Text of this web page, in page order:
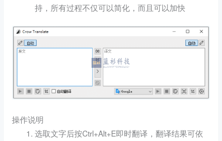
持，所有过程不仅可以简化，而且可以加快
操作说明
选取文字后按Ctrl+Alt+E即时翻译，翻译结果可依